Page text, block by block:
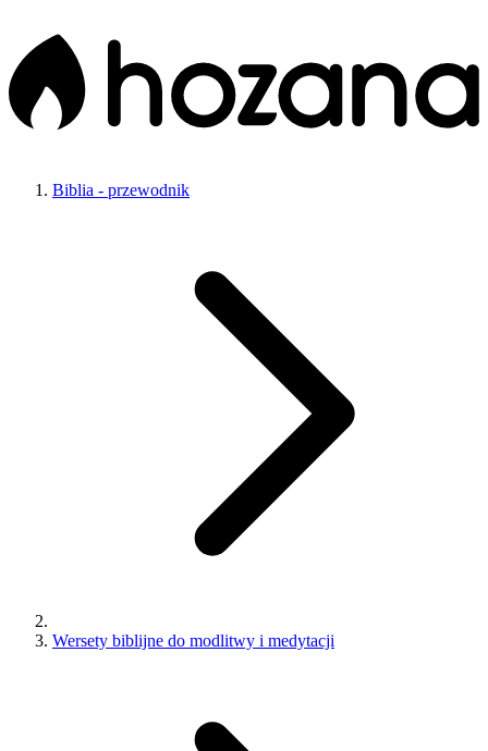
Biblia - przewodnik
Wersety biblijne do modlitwy i medytacji